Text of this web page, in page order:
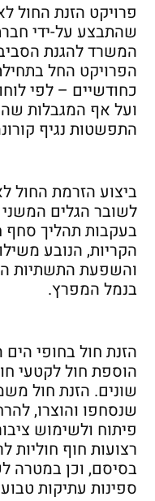
פרויקט הזנת החול
שהתבצע על-ידי
המשרד להגנת
הפרויקט החל
כחודשיים – לפי
ועל אף המגבלות
התפשטות נגיף
ביצוע הזרמת החול
לשובר הגלים
בעקבות תהליך סחף
הקריות, הנובע
והשפעת התשתיות
בנמל המפרץ.
הזנת חול בחופי
הוספת חול לקטעי
שונים. הזנת חול
שנסחפו והוצרו,
פיתוח ולשימוש
רצועות חוף חוליות
בסיסם, וכן במטרה
ספינות עתיקות